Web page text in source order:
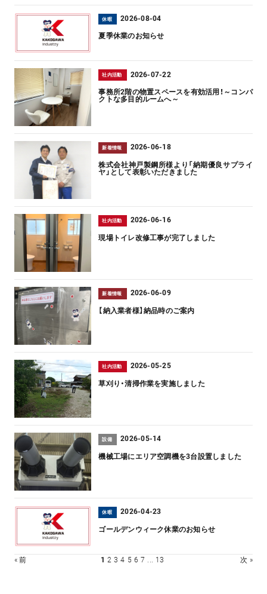
休暇 2026-08-04
夏季休業のお知らせ
社内活動 2026-07-22
事務所2階の物置スペースを有効活用！～コンパ
クトな多目的ルームへ～
新着情報 2026-06-18
株式会社神戸製鋼所様より「納期優良サプライ
ヤ」として表彰いただきました
社内活動 2026-06-16
現場トイレ改修工事が完了しました
新着情報 2026-06-09
【納入業者様】納品時のご案内
社内活動 2026-05-25
草刈り・清掃作業を実施しました
設備 2026-05-14
機械工場にエリア空調機を3台設置しました
休暇 2026-04-23
ゴールデンウィーク休業のお知らせ
« 前 1 2 3 4 5 6 7 ... 13 次 »